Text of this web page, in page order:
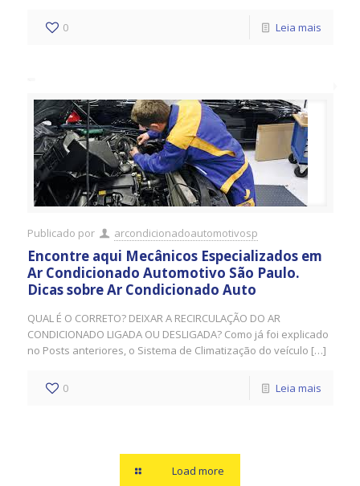
0 Leia mais
Publicado por arcondicionadoautomotivosp
Encontre aqui Mecânicos Especializados em
Ar Condicionado Automotivo São Paulo.
Dicas sobre Ar Condicionado Auto
QUAL É O CORRETO? DEIXAR A RECIRCULAÇÃO DO AR
CONDICIONADO LIGADA OU DESLIGADA? Como já foi explicado
no Posts anteriores, o Sistema de Climatização do veículo […]
0 Leia mais
Load more